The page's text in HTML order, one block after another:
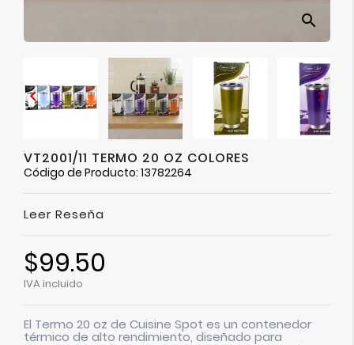
search
 
VT2001/11 TERMO 20 OZ COLORES
Código de Producto: 13782264
Leer Reseña
$99.50
IVA incluido
El Termo 20 oz de Cuisine Spot es un contenedor
térmico de alto rendimiento, diseñado para